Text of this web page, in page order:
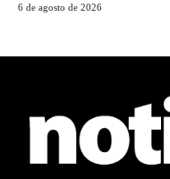
6 de agosto de 2026